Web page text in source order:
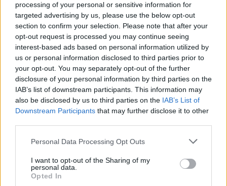
processing of your personal or sensitive information for
targeted advertising by us, please use the below opt-out
section to confirm your selection. Please note that after your
opt-out request is processed you may continue seeing
interest-based ads based on personal information utilized by
us or personal information disclosed to third parties prior to
your opt-out. You may separately opt-out of the further
disclosure of your personal information by third parties on the
IAB’s list of downstream participants. This information may
also be disclosed by us to third parties on the IAB’s List of
Downstream Participants that may further disclose it to other
Please note that this website/app uses one or more Google
not limited to your visit or usage behaviour. You may click to
grant or deny consent to Google and its third-party tags to
use your data for below specified purposes in below Google
Personal Data Processing Opt Outs
I want to opt-out of the Sharing of my
personal data.
Opted In
91 Athens Riviera: Πόσο θα πληρώσουμε για να
μείνουμε στο πολυτελέστερο «κάμπινγκ» της